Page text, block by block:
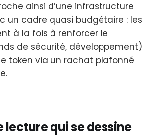
ainsi d’une infrastructure
un cadre quasi budgétaire : les
à la fois à renforcer le
de sécurité, développement)
token via un rachat plafonné
lecture qui se dessine